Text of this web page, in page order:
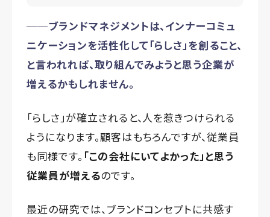
──ブランドマネジメントは、インナーコミュ
ニケーションを活性化して「らしさ」を創ること、
と言われれば、取り組んでみようと思う企業が
増えるかもしれません。
「らしさ」が確立されると、人を惹きつけられる
ようになります。顧客はもちろんですが、従業員
も同様です。 「この会社にいてよかった」と思う
従業員が増えるのです。
最近の研究では、ブランドコンセプトに共感す